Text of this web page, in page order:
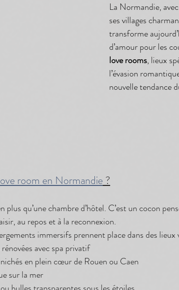
La Normandie,
ses villages
transforme
d’amour pour les
love rooms, lieux
l’évasion
nouvelle tendance
room en Normandie ?
plus qu’une chambre d’hôtel. C’est un cocon
au repos et à la reconnexion.
immersifs prennent place dans des lieux
avec spa privatif
en plein cœur de Rouen ou Caen
sur la mer